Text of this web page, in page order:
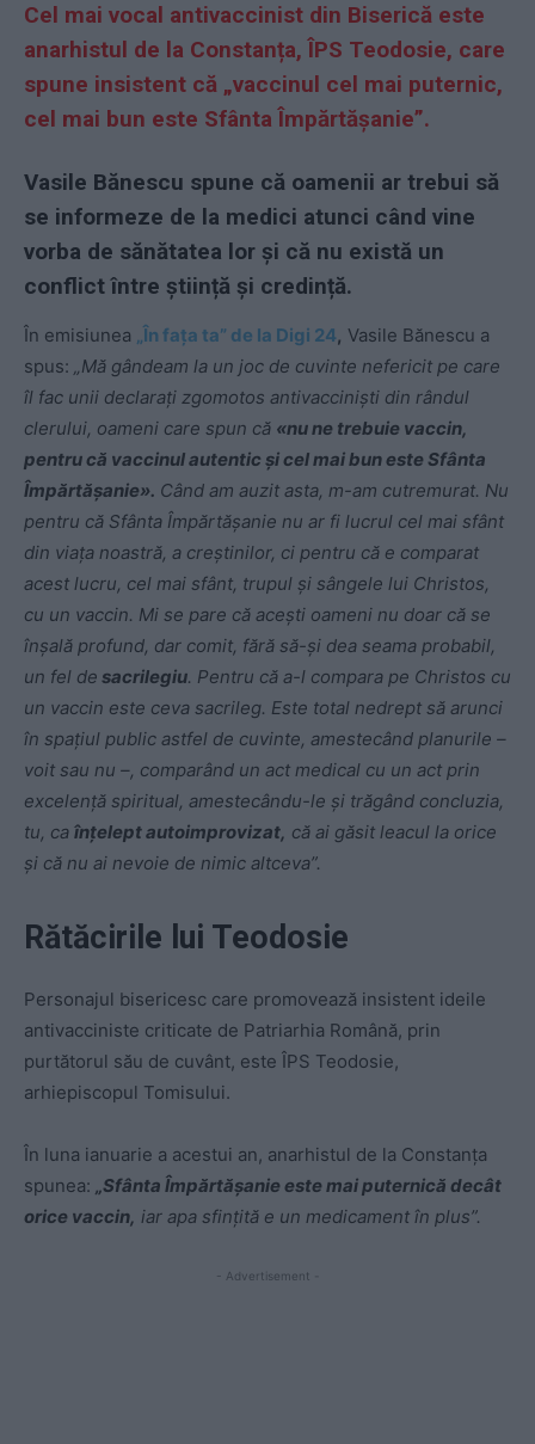
Cel mai vocal antivaccinist din Biserică este
anarhistul de la Constanța, ÎPS Teodosie, care
spune insistent că „vaccinul cel mai puternic,
cel mai bun este Sfânta Împărtășanie”.
Vasile Bănescu spune că oamenii ar trebui să
se informeze de la medici atunci când vine
vorba de sănătatea lor și că nu există un
conflict între știință și credință.
În emisiunea „În fața ta” de la Digi 24, Vasile Bănescu a
spus: „Mă gândeam la un joc de cuvinte nefericit pe care
îl fac unii declarați zgomotos antivacciniști din rândul
clerului, oameni care spun că «nu ne trebuie vaccin,
pentru că vaccinul autentic și cel mai bun este Sfânta
Împărtășanie». Când am auzit asta, m-am cutremurat. Nu
pentru că Sfânta Împărtășanie nu ar fi lucrul cel mai sfânt
din viața noastră, a creștinilor, ci pentru că e comparat
acest lucru, cel mai sfânt, trupul și sângele lui Christos,
cu un vaccin. Mi se pare că acești oameni nu doar că se
înșală profund, dar comit, fără să-și dea seama probabil,
un fel de sacrilegiu. Pentru că a-l compara pe Christos cu
un vaccin este ceva sacrileg. Este total nedrept să arunci
în spațiul public astfel de cuvinte, amestecând planurile –
voit sau nu –, comparând un act medical cu un act prin
excelență spiritual, amestecându-le și trăgând concluzia,
tu, ca înțelept autoimprovizat, că ai găsit leacul la orice
și că nu ai nevoie de nimic altceva”.
Rătăcirile lui Teodosie
Personajul bisericesc care promovează insistent ideile
antivacciniste criticate de Patriarhia Română, prin
purtătorul său de cuvânt, este ÎPS Teodosie,
arhiepiscopul Tomisului.
În luna ianuarie a acestui an, anarhistul de la Constanța
spunea: „Sfânta Împărtășanie este mai puternică decât
orice vaccin, iar apa sfințită e un medicament în plus”.
- Advertisement -